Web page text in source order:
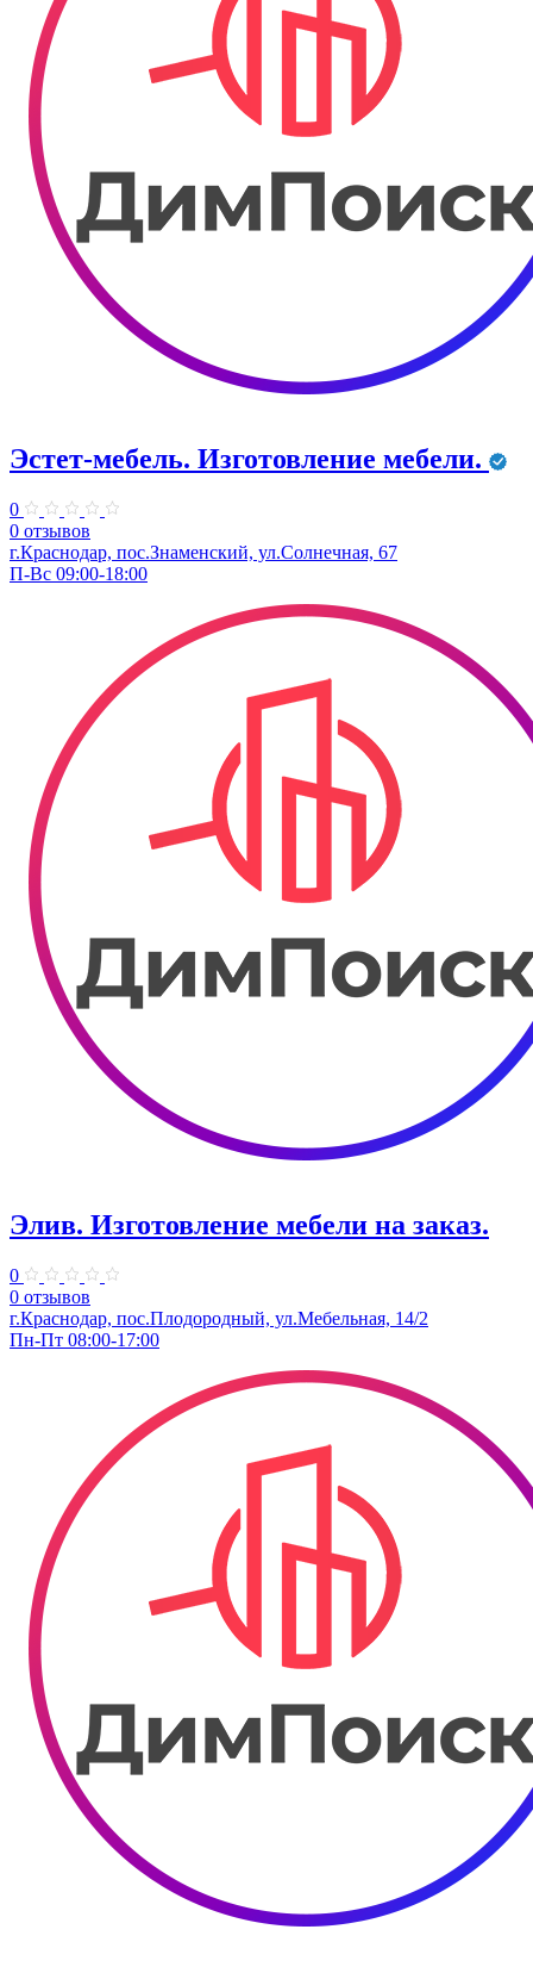
Эстет-мебель. Изготовление мебели.
0
0 отзывов
г.Краснодар, пос.Знаменский, ул.Солнечная, 67
П-Вс 09:00-18:00
Элив. Изготовление мебели на заказ.
0
0 отзывов
г.Краснодар, пос.Плодородный, ул.Мебельная, 14/2
Пн-Пт 08:00-17:00